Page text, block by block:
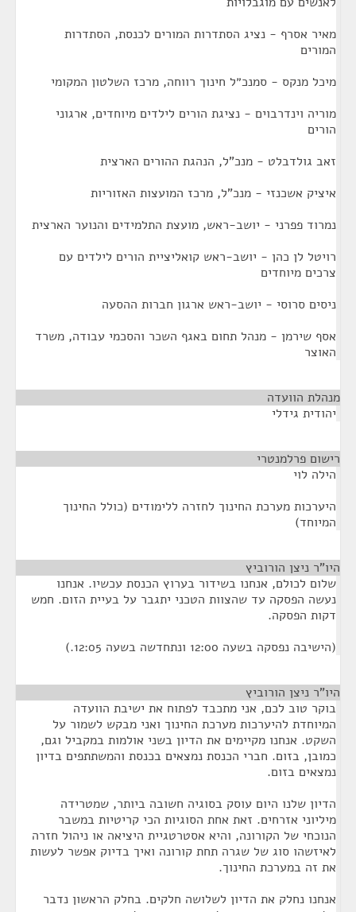
מאיר אסרף - נציג הסתדרות המורים לכנסת, הסתדרות
המורים
מיכל מנקס - סמנכ״ל חינוך רווחה, מרכז השלטון המקומי
מוריה וינדרבוים - נציגת הורים לילדים מיוחדים, ארגוני
הורים
זאב גולדבלט - מנכ"ל, הנהגת ההורים הארצית
איציק אשכנזי - מנכ"ל, מרכז המועצות האזוריות
נמרוד פפרני - יושב-ראש, מועצת התלמידים והנוער הארצית
רויטל לן כהן - יושב-ראש קואליציית הורים לילדים עם
צרכים מיוחדים
ניסים סרוסי - יושב-ראש ארגון חברות ההסעה
אסף שירמן - מנהל תחום באגף השכר והסכמי עבודה, משרד
האוצר
מנהלת הוועדה
יהודית גידלי
רישום פרלמנטרי
הילה לוי
היערכות מערכת החינוך לחזרה ללימודים (כולל החינוך
המיוחד)
היו"ר ניצן הורוביץ
שלום לכולם, אנחנו בשידור בערוץ הכנסת עכשיו. אנחנו
נעשה הפסקה עד שהצוות הטכני יתגבר על בעיית הזום. חמש
דקות הפסקה.
(הישיבה נפסקה בשעה 12:00 ונתחדשה בשעה 12:05.)
היו"ר ניצן הורוביץ
בוקר טוב לכם, אני מתכבד לפתוח את ישיבת הוועדה
המיוחדת להיערכות מערכת החינוך ואני מבקש לשמור על
השקט. אנחנו מקיימים את הדיון בשני אולמות במקביל וגם,
כמובן, בזום. חברי הכנסת נמצאים בכנסת והמשתתפים בדיון
נמצאים בזום.
הדיון שלנו היום עוסק בסוגיה חשובה ביותר, שמטרידה
מיליוני אזרחים. זאת אחת הסוגיות הכי קריטיות במשבר
הנוכחי של הקורונה, והיא אסטרטגיית היציאה או ניהול חזרה
לאיזשהו סוג של שגרה תחת קורונה ואיך בדיוק אפשר לעשות
את זה במערכת החינוך.
אנחנו נחלק את הדיון לשלושה חלקים. בחלק הראשון נדבר